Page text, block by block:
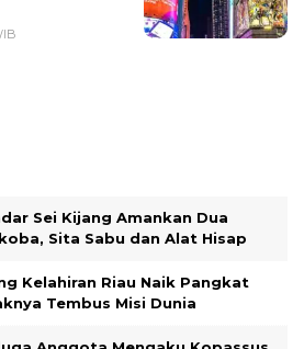
Sei Kijang Amankan Dua
Sita Sabu dan Alat Hisap
Kelahiran Riau Naik Pangkat
Tembus Misi Dunia